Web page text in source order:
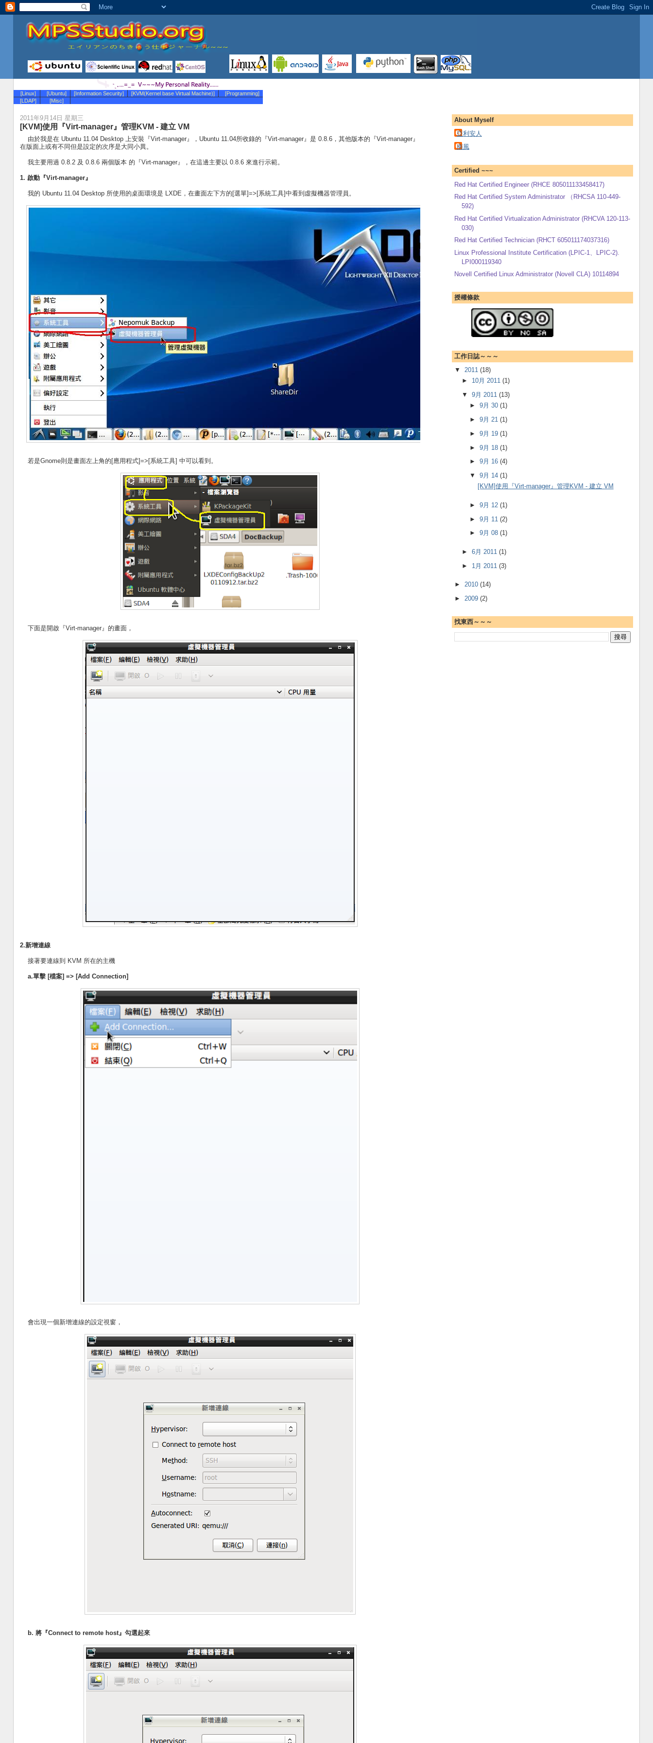
[Linux] [Ubuntu] [Information Security] [KVM(Kernel base Virtual Machine)]
[Programming]
[LDAP]
[Misc]
2011年9月14日 星期三
[KVM]使用『Virt-manager』管理KVM - 建立 VM
由於我是在 Ubuntu 11.04 Desktop 上安裝『Virt-manager』，Ubuntu 11.04所收錄的『Virt-manager』是 0.8.6，其他版本的『Virt-manager』
在版面上或有不同但是設定的次序是大同小異。
我主要用過 0.8.2 及 0.8.6 兩個版本 的『Virt-manager』，在這邊主要以 0.8.6 來進行示範。
1. 啟動『Virt-manager』
我的 Ubuntu 11.04 Desktop 所使用的桌面環境是 LXDE，在畫面左下方的[選單]=>[系統工具]中看到虛擬機器管理員。
若是Gnome則是畫面左上角的[應用程式]=>[系統工具] 中可以看到。
下面是開啟『Virt-manager』的畫面，
2.新增連線
接著要連線到 KVM 所在的主機
a.單擊 [檔案] => [Add Connection]
會出現一個新增連線的設定視窗，
b. 將『Connect to remote host』勾選起來
About Myself
亞利安人
南風
Certified ~~~
Red Hat Certified Engineer (RHCE 805011133458417)
Red Hat Certified System Administrator （RHCSA 110-449-
592)
Red Hat Certified Virtualization Administrator (RHCVA 120-113-
030)
Red Hat Certified Technician (RHCT 605011174037316)
Linux Professional Institute Certification (LPIC-1、LPIC-2).
LPI000119340
Novell Certified Linux Administrator (Novell CLA) 10114894
授權條款
工作日誌～～～
▼ 2011 (18)
► 10月 2011(1)
▼9月 2011(13)
► 9月 30 (1)
► 9月 21 (1)
► 9月 19 (1)
► 9月 18 (1)
► 9月 16 (4)
▼ 9月 14 (1)
[KVM]使用『Virt-manager』管理KVM - 建立 VM
► 9月 12 (1)
► 9月 11 (2)
► 9月 08 (1)
►6月 2011(1)
► 1月 2011(3)
► 2010 (14)
► 2009 (2)
找東西～～～